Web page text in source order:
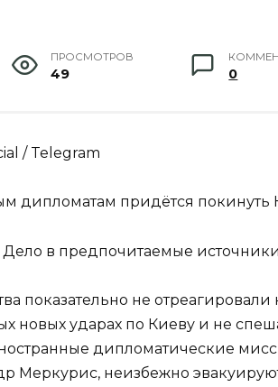
ПРОСМОТРОВ
49 0
/ Telegram
дипломатам придётся покинуть
в предпочитаемые
показательно не
новых ударах по Киеву и не
дипломатические
Меркурис, неизбежно